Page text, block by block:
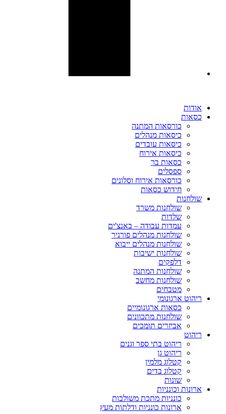
אודות
כסאות
כורסאות המתנה
כיסאות מנהלים
כיסאות עובדים
כיסאות אירוח
כסאות בר
ספסלים
כורסאות אירוח וסלונים
חידוש כסאות
שולחנות
שולחנות משרד
שלדות
עמדות עבודה – באנצ'ים
שולחנות מנהלים פורניר
שולחנות מנהלים ייבוא
שולחנות ישיבות
דלפקים
שולחנות המתנה
שולחנות מחשב
מטבחים
ריהוט ארגונומי
כסאות ארגונומיים
שולחנות מתכוונים
אביזרים תומכים
ריהוט
ריהוט בתי ספר וגנים
ריהוט גן
קטלוג מלמין
קטלוג בדים
שונות
ארונות וכונניות
כונניות מתכת משולבות
ארונות כונניות ודלתות מעץ